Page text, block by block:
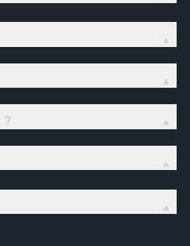
?